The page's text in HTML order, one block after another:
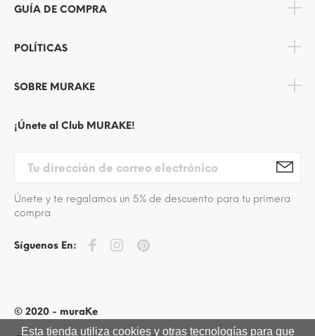
GUÍA DE COMPRA
POLÍTICAS
SOBRE MURAKE
¡Únete al Club MURAKE!
Únete y te regalamos un 5% de descuento para tu primera
compra
Síguenos En:
© 2020 - muraKe
Esta tienda utiliza cookies y otras tecnologías para que